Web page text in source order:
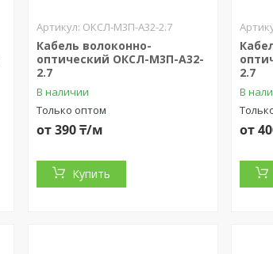
ОКСЛ-М3П-А32-2.7
Кабель волоконно-
оптический ОКСЛ-М3П-А32-
2.7
В наличии
Только оптом
от 390 ₸/м
Купить
2.7
В
от